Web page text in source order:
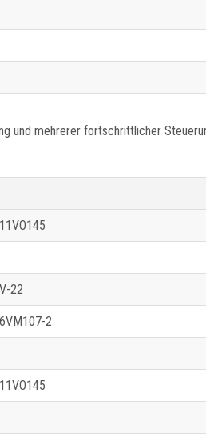
und mehrerer fortschrittlicher
22
2